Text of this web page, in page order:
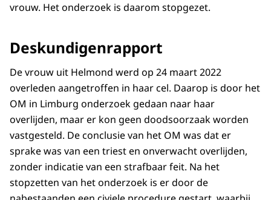
vrouw. Het onderzoek is daarom stopgezet.
Deskundigenrapport
De vrouw uit Helmond werd op 24 maart 2022
overleden aangetroffen in haar cel. Daarop is door het
OM in Limburg onderzoek gedaan naar haar
overlijden, maar er kon geen doodsoorzaak worden
vastgesteld. De conclusie van het OM was dat er
sprake was van een triest en onverwacht overlijden,
zonder indicatie van een strafbaar feit. Na het
stopzetten van het onderzoek is er door de